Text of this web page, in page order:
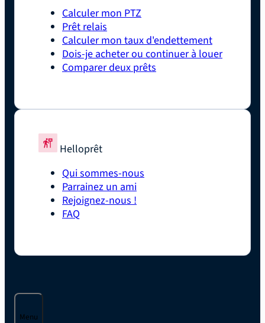
Calculer mon PTZ
Prêt relais
Calculer mon taux d'endettement
Dois-je acheter ou continuer à louer
Comparer deux prêts
Helloprêt
Qui sommes-nous
Parrainez un ami
Rejoignez-nous !
FAQ
Menu